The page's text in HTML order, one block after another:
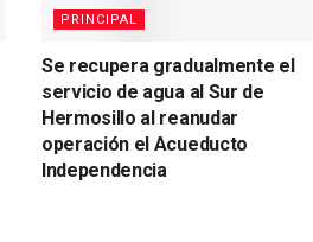
PRINCIPAL
Se recupera gradualmente el
servicio de agua al Sur de
Hermosillo al reanudar
operación el Acueducto
Independencia